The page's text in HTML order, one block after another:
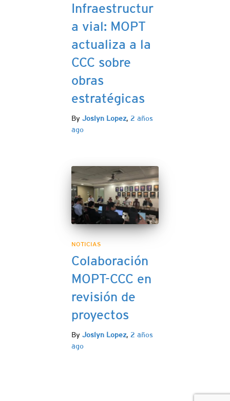
Infraestructur
a vial: MOPT
actualiza a la
CCC sobre
obras
estratégicas
By Joslyn Lopez, 2 años
ago
NOTICIAS
Colaboración
MOPT-CCC en
revisión de
proyectos
By Joslyn Lopez, 2 años
ago